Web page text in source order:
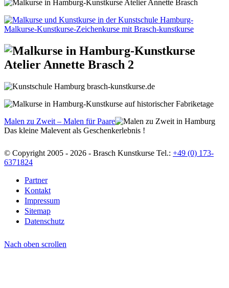
Malen zu Zweit – Malen für Paare
Das kleine Malevent als Geschenkerlebnis !
© Copyright 2005 - 2026 - Brasch Kunstkurse Tel.: +49 (0) 173-
6371824
Partner
Kontakt
Impressum
Sitemap
Datenschutz
Nach oben scrollen